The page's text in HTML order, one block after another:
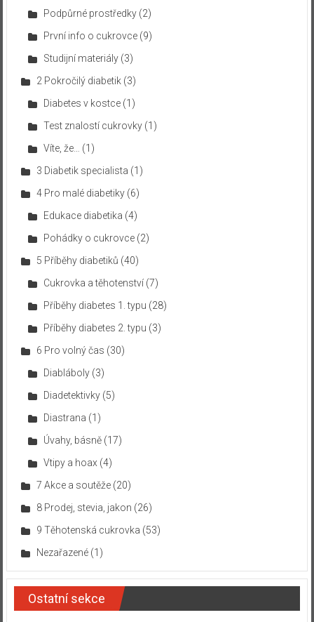
Podpůrné prostředky(2)
První info o cukrovce(9)
Studijní materiály(3)
2 Pokročilý diabetik(3)
Diabetes v kostce(1)
Test znalostí cukrovky(1)
Víte, že…
(1)
3 Diabetik specialista (1)
4 Pro malé diabetiky(6)
Edukace diabetika (4)
Pohádky o cukrovce(2)
5 Příběhy diabetiků (40)
Cukrovka a těhotenství(7)
Příběhy diabetes 1. typu (28)
Příběhy diabetes 2. typu (3)
6 Pro volný čas (30)
Diabláboly(3)
Diadetektivky(5)
Diastrana (1)
Úvahy, básně(17)
Vtipy a hoax (4)
7 Akce a soutěže(20)
8 Prodej, stevia, jakon (26)
9 Těhotenská cukrovka (53)
Nezařazené(1)
Ostatní sekce